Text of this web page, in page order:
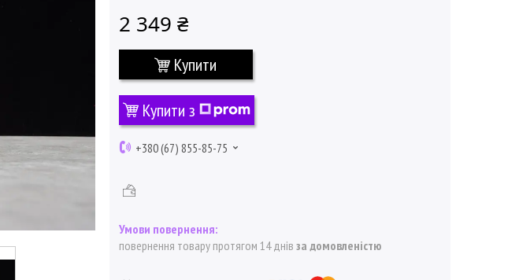
2 349 ₴
Купити
Купити з
+380 (67) 855-85-75
повернення товару протягом 14 днів за домовленістю